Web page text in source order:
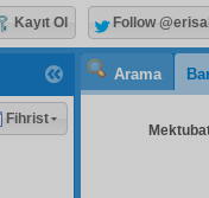
Arama
Fihrist
Kayıt Ol Follow